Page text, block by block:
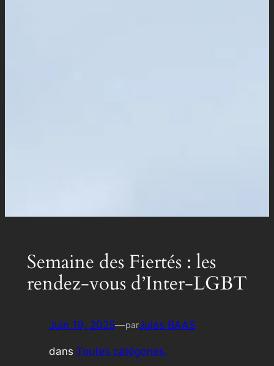
Semaine des Fiertés : les
rendez-vous d’Inter-LGBT
Juin 19, 2025—parJules BAAS
dans Toutes catégories.